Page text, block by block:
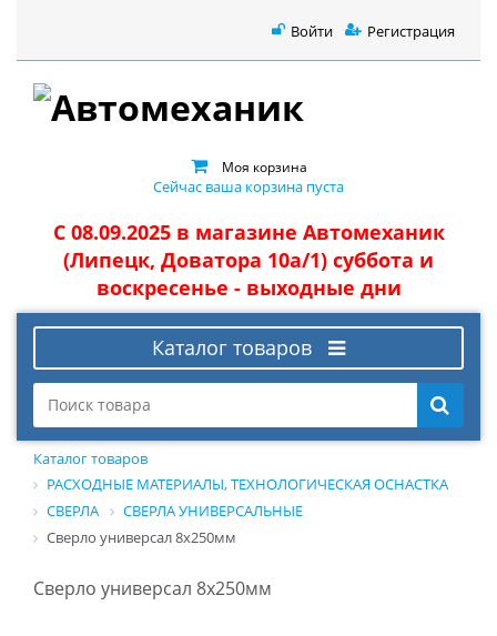
Войти Регистрация
Моя корзина
Сейчас ваша корзина пуста
С 08.09.2025 в магазине Автомеханик
(Липецк, Доватора 10а/1) суббота и
воскресенье - выходные дни
Каталог товаров
Каталог товаров
РАСХОДНЫЕ МАТЕРИАЛЫ, ТЕХНОЛОГИЧЕСКАЯ ОСНАСТКА
СВЕРЛА
СВЕРЛА УНИВЕРСАЛЬНЫЕ
Сверло универсал 8x250мм
Сверло универсал 8x250мм